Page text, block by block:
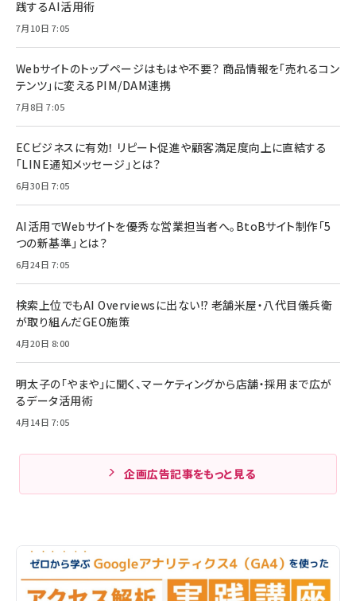
践するAI活用術
7月10日 7:05
Webサイトのトップページはもはや不要？ 商品情報を「売れるコン
テンツ」に変えるPIM/DAM連携
7月8日 7:05
ECビジネスに有効！ リピート促進や顧客満足度向上に直結する
「LINE通知メッセージ」とは？
6月30日 7:05
AI活用でWebサイトを優秀な営業担当者へ。BtoBサイト制作「5
つの新基準」とは？
6月24日 7:05
検索上位でもAI Overviewsに出ない!? 老舗米屋・八代目儀兵衛
が取り組んだGEO施策
4月20日 8:00
明太子の「やまや」に聞く、マーケティングから店舗・採用まで広が
るデータ活用術
4月14日 7:05
企画広告記事をもっと見る